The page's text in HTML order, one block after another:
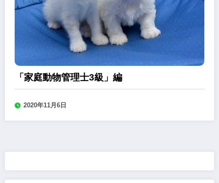
「家庭動物管理士3級」編
2020年11月6日